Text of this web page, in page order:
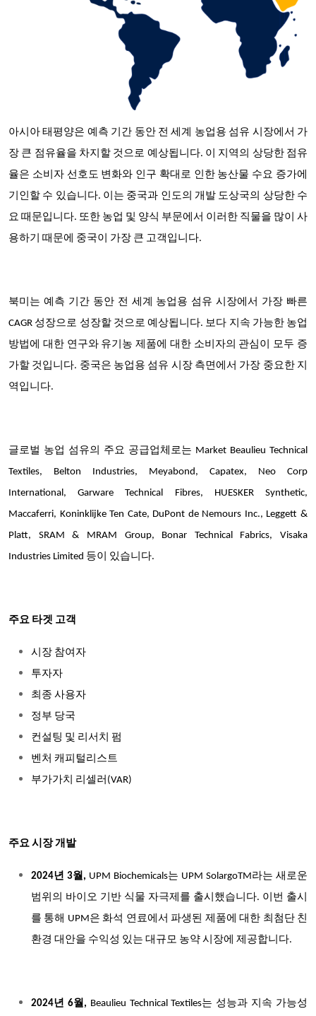
아시아 태평양은 예측 기간 동안 전 세계 농업용 섬유 시장에서 가
장 큰 점유율을 차지할 것으로 예상됩니다. 이 지역의 상당한 점유
율은 소비자 선호도 변화와 인구 확대로 인한 농산물 수요 증가에
기인할 수 있습니다. 이는 중국과 인도의 개발 도상국의 상당한 수
요 때문입니다. 또한 농업 및 양식 부문에서 이러한 직물을 많이 사
용하기 때문에 중국이 가장 큰 고객입니다.
북미는 예측 기간 동안 전 세계 농업용 섬유 시장에서 가장 빠른
CAGR 성장으로 성장할 것으로 예상됩니다. 보다 지속 가능한 농업
방법에 대한 연구와 유기농 제품에 대한 소비자의 관심이 모두 증
가할 것입니다. 중국은 농업용 섬유 시장 측면에서 가장 중요한 지
역입니다.
글로벌 농업 섬유의 주요 공급업체로는 Market Beaulieu Technical
Textiles, Belton Industries, Meyabond, Capatex, Neo Corp
International, Garware Technical Fibres, HUESKER Synthetic,
Maccaferri, Koninklijke Ten Cate, DuPont de Nemours Inc., Leggett &
Platt, SRAM & MRAM Group, Bonar Technical Fabrics, Visaka
Industries Limited 등이 있습니다.
주요 타겟 고객
시장 참여자
투자자
최종 사용자
정부 당국
컨설팅 및 리서치 펌
벤처 캐피털리스트
부가가치 리셀러(VAR)
주요 시장 개발
2024년 3월, UPM Biochemicals는 UPM SolargoTM라는 새로운
범위의 바이오 기반 식물 자극제를 출시했습니다. 이번 출시
를 통해 UPM은 화석 연료에서 파생된 제품에 대한 최첨단 친
환경 대안을 수익성 있는 대규모 농약 시장에 제공합니다.
2024년 6월, Beaulieu Technical Textiles는 성능과 지속 가능성